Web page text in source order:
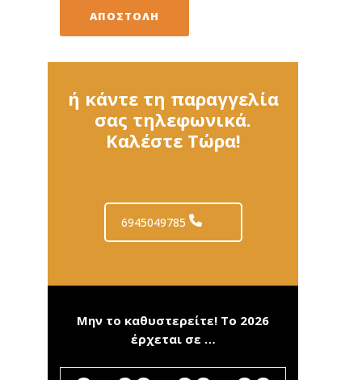
ή κάντε τη παραγγελία
σας τηλεφωνικά.
Καλέστε Τώρα!
6945049785
Μην το καθυστερείτε! To 2026
έρχεται σε …